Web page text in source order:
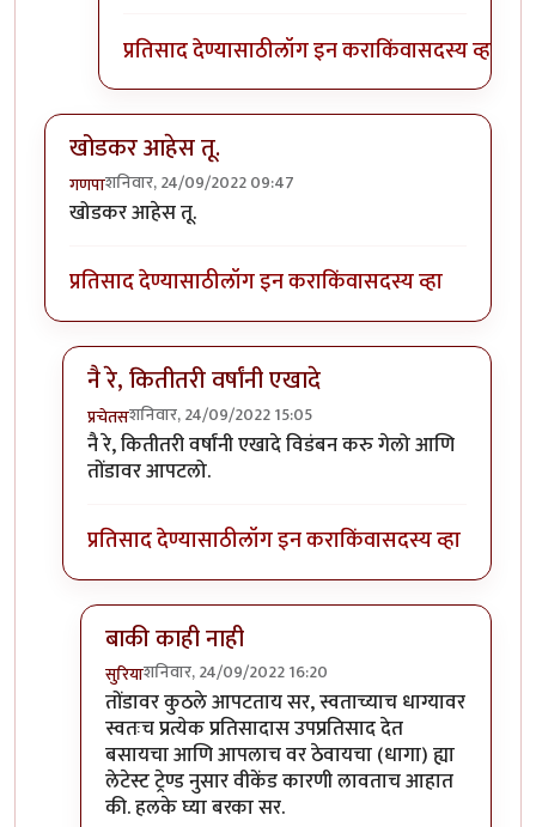
प्रतिसाद देण्यासाठीलॉग इन कराकिंवासदस्य व्हा
खोडकर आहेस तू.
गणपाशनिवार, 24/09/2022 09:47
खोडकर आहेस तू.
प्रतिसाद देण्यासाठीलॉग इन कराकिंवासदस्य व्हा
नै रे, कितीतरी वर्षांनी एखादे
प्रचेतसशनिवार, 24/09/2022 15:05
In reply toखोडकर आहेस तू.byगणपा
नै रे, कितीतरी वर्षांनी एखादे विडंबन करु गेलो आणि
तोंडावर आपटलो.
प्रतिसाद देण्यासाठीलॉग इन कराकिंवासदस्य व्हा
बाकी काही नाही
सुरियाशनिवार, 24/09/2022 16:20
In reply toनै रे, कितीतरी वर्षांनी एखादेbyप्रचेतस
तोंडावर कुठले आपटताय सर, स्वताच्याच धाग्यावर
स्वतःच प्रत्येक प्रतिसादास उपप्रतिसाद देत
बसायचा आणि आपलाच वर ठेवायचा (धागा) ह्या
लेटेस्ट ट्रेण्ड नुसार वीकेंड कारणी लावताच आहात
की. हलके घ्या बरका सर.